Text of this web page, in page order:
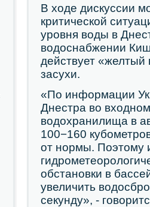
В ходе дискуссии
критической
уровня воды в
водоснабжении
действует «желтый
засухи.
«По информации
Днестра во
водохранилища в
100−160
от нормы. Поэтому
обстановки в
увеличить
секунду», -